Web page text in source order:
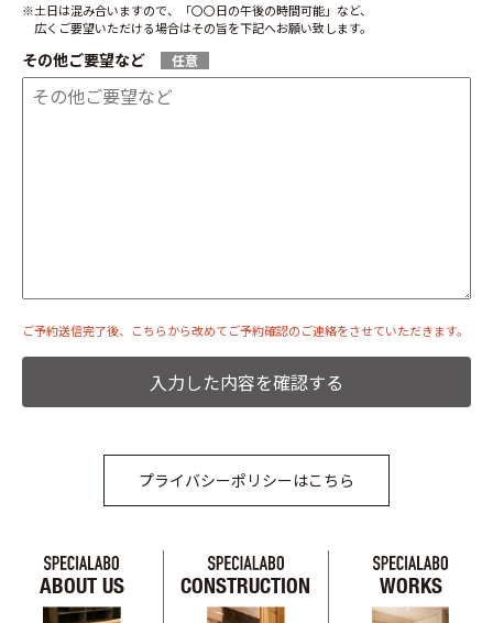
※土日は混み合いますので、「〇〇日の午後の時間可能」など、
広くご要望いただける場合はその旨を下記へお願い致します。
その他ご要望など 任意
ご予約送信完了後、こちらから改めてご予約確認のご連絡をさせていただきます。
プライバシーポリシーはこちら
ABOUT US CONSTRUCTION WORKS